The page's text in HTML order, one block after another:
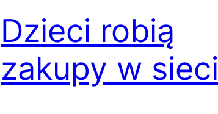
Dzieci robią
zakupy w sieci